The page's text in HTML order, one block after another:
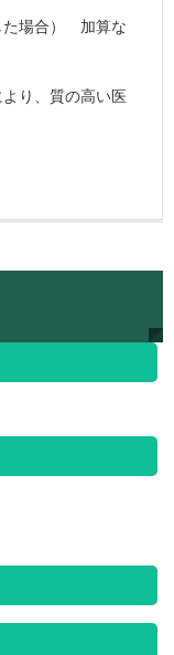
た場合） 加算な
り、質の高い医